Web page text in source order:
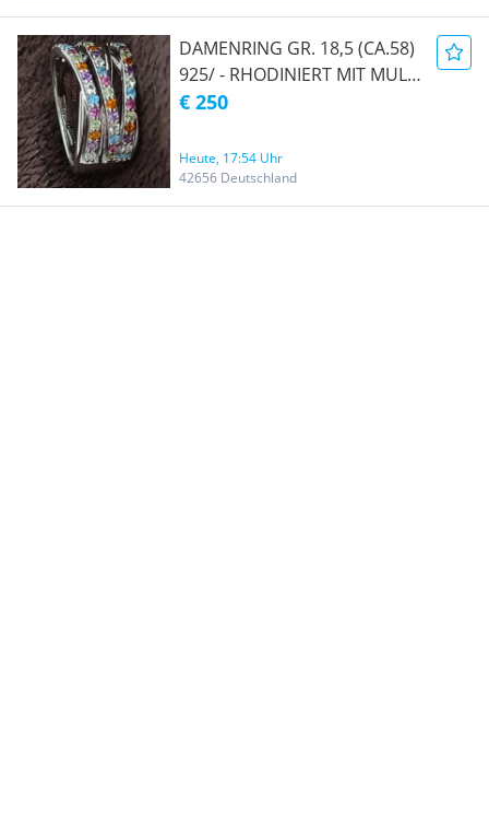
DAMENRING GR. 18,5 (CA.58)
925/ - RHODINIERT MIT MULTI
EDELSTEINEN
€ 250
Heute, 17:54 Uhr
42656 Deutschland